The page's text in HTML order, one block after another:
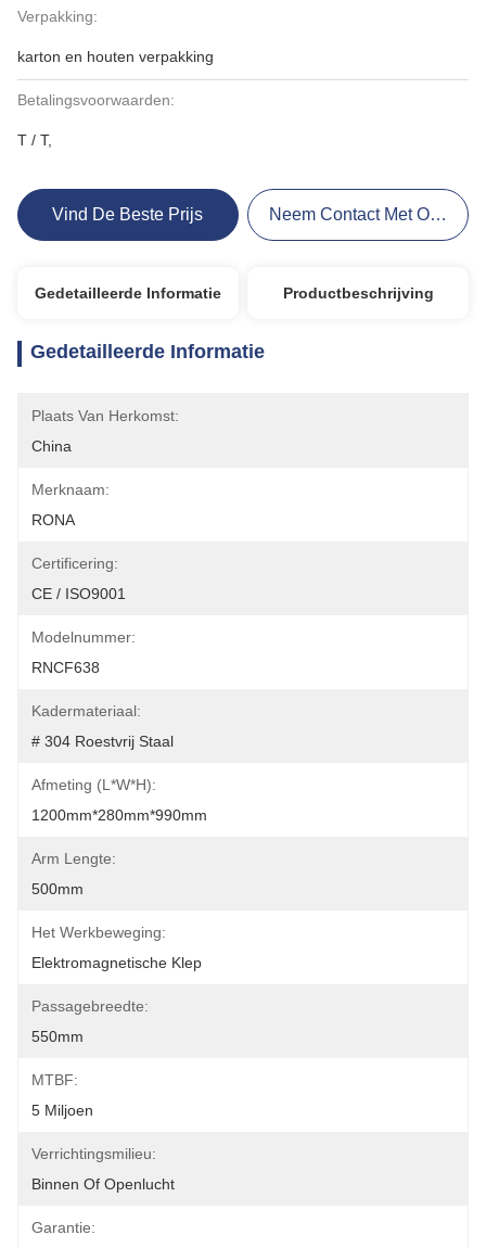
Verpakking:
karton en houten verpakking
Betalingsvoorwaarden:
T / T,
Vind De Beste Prijs Neem Contact Met Ons Op
Gedetailleerde Informatie Productbeschrijving
Gedetailleerde Informatie
Plaats Van Herkomst:
China
Merknaam:
RONA
Certificering:
CE / ISO9001
Modelnummer:
RNCF638
Kadermateriaal:
# 304 Roestvrij Staal
Afmeting (L*W*H):
1200mm*280mm*990mm
Arm Lengte:
500mm
Het Werkbeweging:
Elektromagnetische Klep
Passagebreedte:
550mm
MTBF:
5 Miljoen
Verrichtingsmilieu:
Binnen Of Openlucht
Garantie: